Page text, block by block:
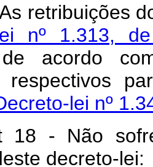
retribuições
nº 1.313,
de acordo
respectivos
lei nº
18 - Não
decreto-lei: